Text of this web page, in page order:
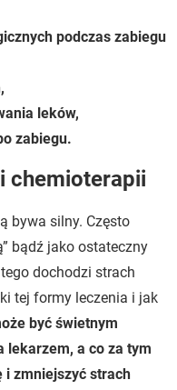
podczas zabiegu
leków,
zabiegu.
chemioterapii
bywa silny. Często
bądź jako ostateczny
dochodzi strach
tej formy leczenia i jak
być świetnym
lekarzem, a co za tym
i zmniejszyć strach